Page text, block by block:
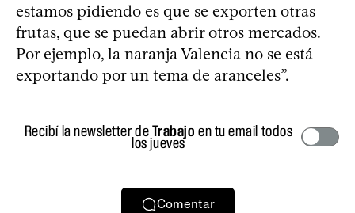
estamos pidiendo es que se exporten otras
frutas, que se puedan abrir otros mercados.
Por ejemplo, la naranja Valencia no se está
exportando por un tema de aranceles”.
Recibí la newsletter deTrabajo en tu email todos
los jueves
Comentar